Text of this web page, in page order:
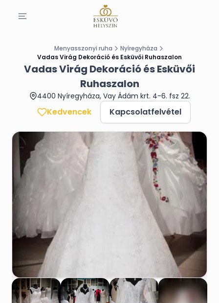
Menyasszonyi ruha
Nyíregyháza
Vadas Virág Dekoráció és Esküvői Ruhaszalon
Vadas Virág Dekoráció és Esküvői
Ruhaszalon
4400 Nyíregyháza, Vay Ádám krt. 4-6. fsz 22.
Kedvencek Kapcsolatfelvétel